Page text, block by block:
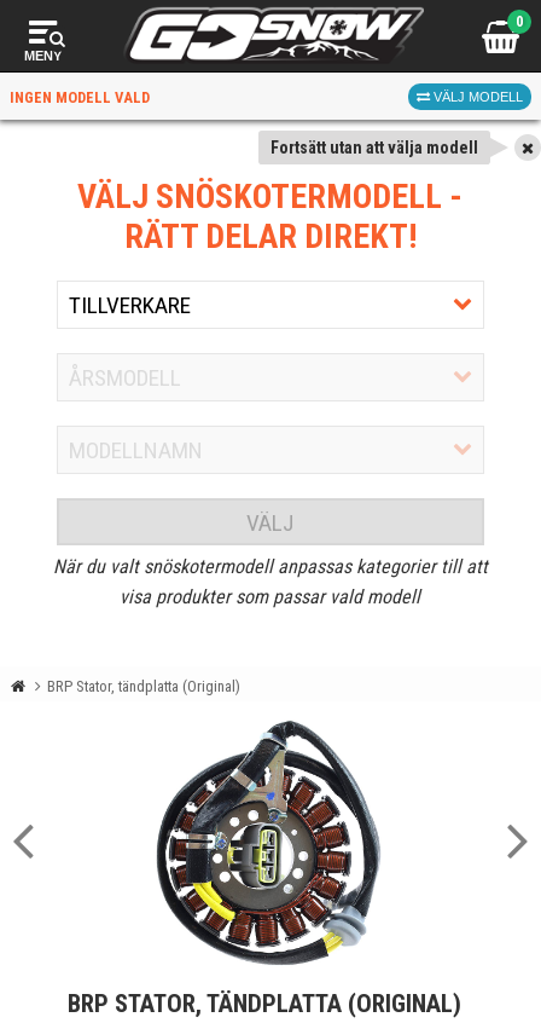
MENY
0
INGEN MODELL VALD VÄLJ MODELL
Fortsätt utan att välja modell
VÄLJ SNÖSKOTERMODELL -
RÄTT DELAR DIREKT!
VÄLJ
När du valt snöskotermodell anpassas kategorier till att
visa produkter som passar vald modell
BRP Stator, tändplatta (Original)
BRP STATOR, TÄNDPLATTA (ORIGINAL)